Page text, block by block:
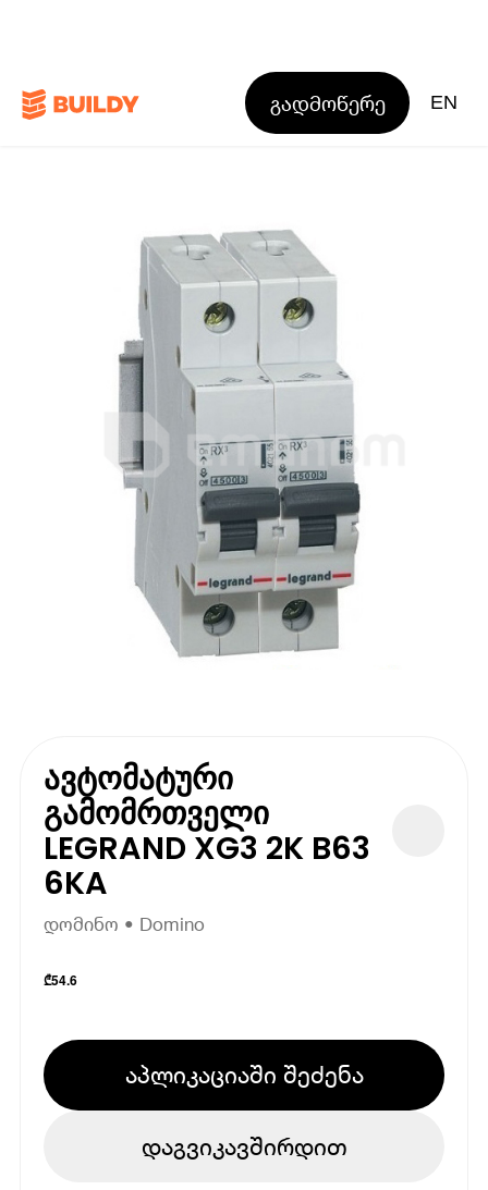
გადმოწერე EN
ავტომატური
გამომრთველი
LEGRAND XG3 2K B63
6KA
დომინო • Domino
₾54.6
აპლიკაციაში შეძენა
დაგვიკავშირდით